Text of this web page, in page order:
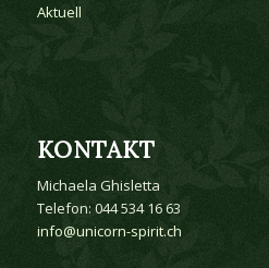
Aktuell
KONTAKT
Michaela Ghisletta
Telefon: 044 534 16 63
info@unicorn-spirit.ch